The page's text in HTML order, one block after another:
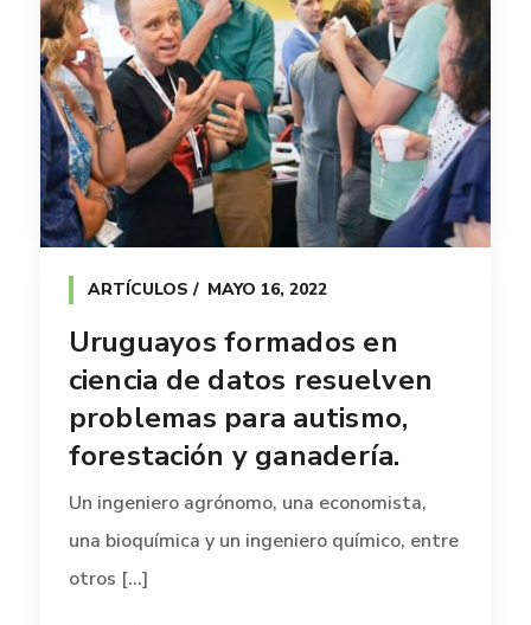
ARTÍCULOS MAYO 16, 2022
Uruguayos formados en
ciencia de datos resuelven
problemas para autismo,
forestación y ganadería.
Un ingeniero agrónomo, una economista,
una bioquímica y un ingeniero químico, entre
otros [...]